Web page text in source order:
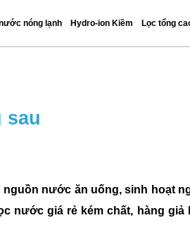
nóng lạnh Hydro-ion Kiềm Lọc tổng
sau
nước ăn uống, sinh hoạt
nước giá rẻ kém chất, hàng giả